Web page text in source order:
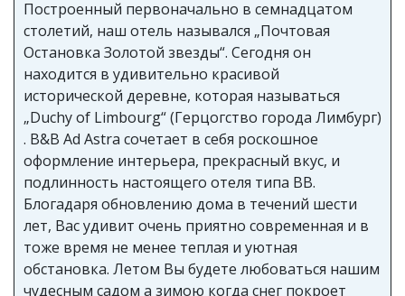
Построенный первоначально в семнадцатом
столетий, наш отель назывался „Почтовая
Остановка Золотой звезды“. Сегодня он
находится в удивительно красивой
исторической деревне, которая называться
„Duchy of Limbourg“ (Герцогство города Лимбург)
. B&B Ad Astra сочетает в себя роскошное
оформление интерьера, прекрасный вкус, и
подлинность настоящего отеля типа BB.
Блогадаря обновлению дома в течений шести
лет, Вас удивит очень приятно современная и в
тоже время не менее теплая и уютная
обстановка. Летом Вы будете любоваться нашим
чудесным садом а зимою когда снег покроет